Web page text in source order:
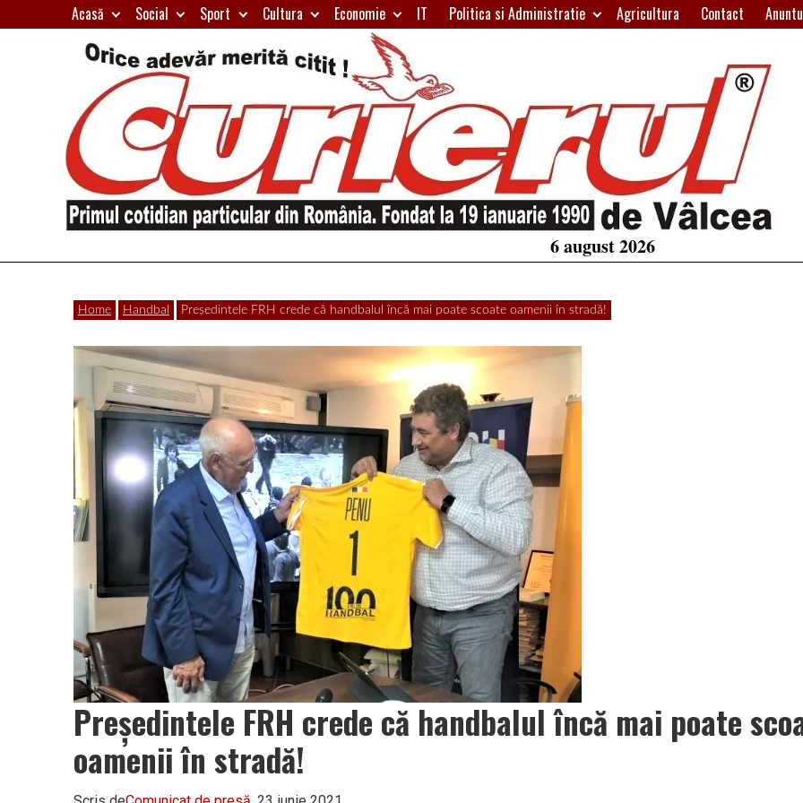
to
Acasă Social Sport Cultura Economie IT Politica si Administratie Agricultura Contact
Curierul
de
Vâlcea
Primul
particular
din
România
6 august 2026
Home Handbal Președintele FRH crede că handbalul încă mai poate scoate oamenii în stradă!
Președintele FRH crede că handbalul încă mai poate
oamenii în stradă!